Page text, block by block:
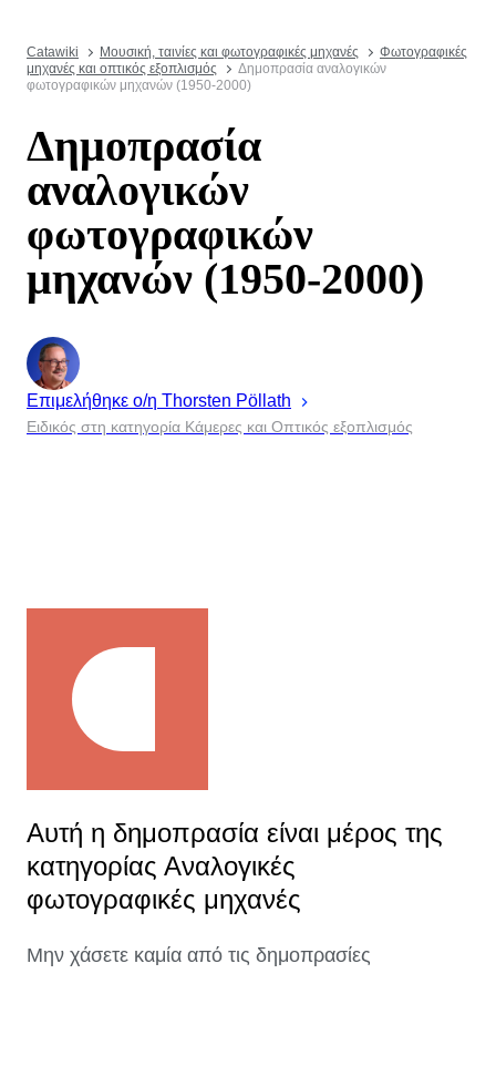
Catawiki Μουσική, ταινίες και φωτογραφικές μηχανές
Φωτογραφικές
μηχανές και οπτικός εξοπλισμός
Δημοπρασία αναλογικών
φωτογραφικών μηχανών (1950-2000)
Δημοπρασία
αναλογικών
φωτογραφικών
μηχανών (1950-2000)
Επιμελήθηκε ο/η Thorsten Pöllath
Ειδικός στη κατηγορία Κάμερες και Οπτικός εξοπλισμός
Αυτή η δημοπρασία είναι μέρος της
κατηγορίας Αναλογικές
φωτογραφικές μηχανές
Μην χάσετε καμία από τις δημοπρασίες